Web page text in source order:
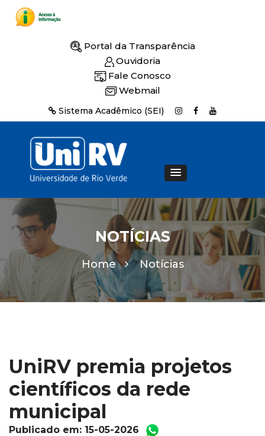
Portal da Transparência
Ouvidoria
Fale Conosco
Webmail
Sistema Acadêmico (SEI)
NOTÍCIAS
Home Notícias
UniRV premia projetos
científicos da rede
municipal
Publicado em: 15-05-2026